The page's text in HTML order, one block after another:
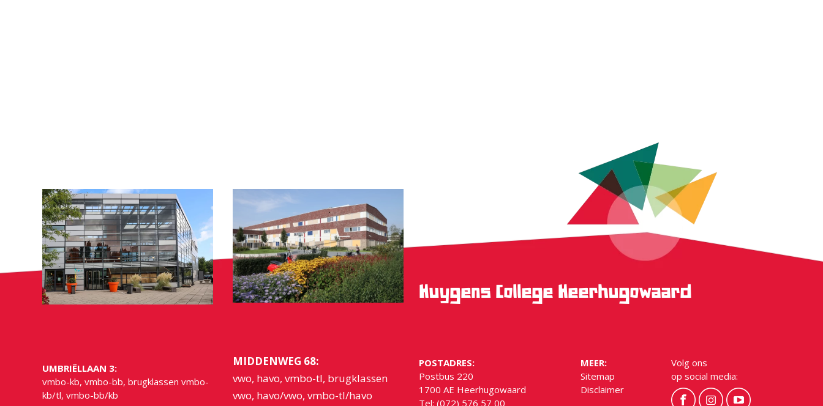
UMBRIËLLAAN 3:
vmbo-kb, vmbo-bb, brugklassen vmbo-
kb/tl, vmbo-bb/kb
MIDDENWEG 68:
vwo, havo, vmbo-tl, brugklassen
vwo, havo/vwo, vmbo-tl/havo
Huygens College Heerhugowaard
POSTADRES:
Postbus 220
1700 AE Heerhugowaard
Tel: (072) 576 57 00
MEER:
Sitemap
Disclaimer
Volg ons
op social media: